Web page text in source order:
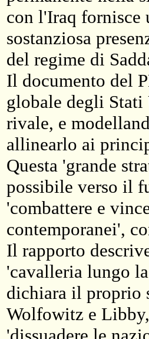
con l'Iraq fornisce
sostanziosa
del regime di
Il documento del
globale degli Stati
rivale, e
allinearlo ai
Questa 'grande
possibile verso il
'combattere e
contemporanei',
Il rapporto
'cavalleria lungo
dichiara il proprio
Wolfowitz e